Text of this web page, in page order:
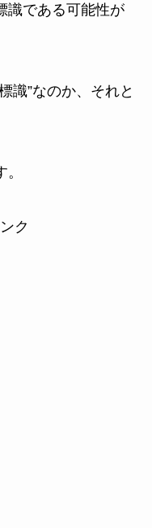
識である可能性が
識”なのか、それと
ク